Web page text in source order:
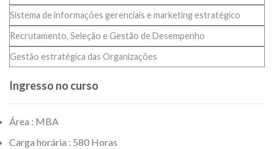
Sistema de informações gerenciais e marketing estratégico
Recrutamento, Seleção e Gestão de Desempenho
Gestão estratégica das Organizações
Ingresso no curso
Área : MBA
Carga horária : 580 Horas